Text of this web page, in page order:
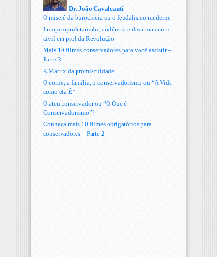
Dr. João Cavalcanti
O miserê da burocracia ou o feudalismo moderno
Lumpemproletariado, violência e desarmamento
civil em prol da Revolução
Mais 10 filmes conservadores para você assistir –
Parte 3
A Matrix da promiscuidade
O corno, a família, o conservadorismo ou “A Vida
como ela É”
O ateu conservador ou “O Que é
Conservadorismo”?
Conheça mais 10 filmes obrigatórios para
conservadores – Parte 2